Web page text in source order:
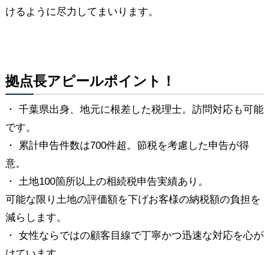
けるように尽力してまいります。
拠点長アピールポイント！
・ 千葉県出身、地元に根差した税理士。訪問対応も可能
です。
・ 累計申告件数は700件超。節税を考慮した申告が得
意。
・ 土地100箇所以上の相続税申告実績あり。
可能な限り土地の評価額を下げお客様の納税額の負担を
減らします。
・ 女性ならではの顧客目線で丁寧かつ迅速な対応を心が